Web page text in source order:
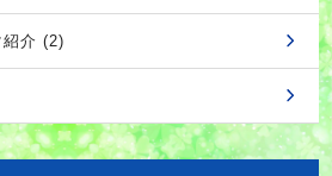
紹介 (2)